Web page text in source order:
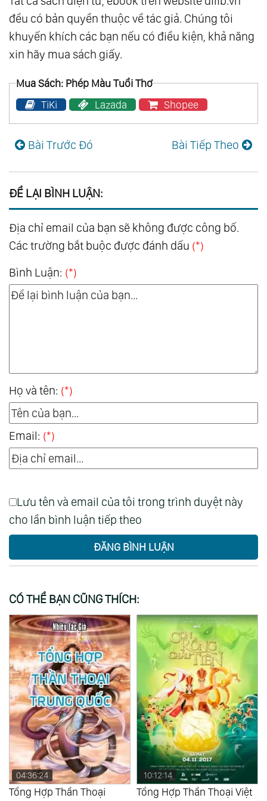
đều có bản quyền thuộc về tác giả. Chúng tôi
khuyến khích các bạn nếu có điều kiện, khả năng
xin hãy mua sách giấy.
Mua Sách: Phép Màu Tuổi Thơ
TiKi
Lazada Shopee
Bài Trước Đó Bài Tiếp Theo
ĐỂ LẠI BÌNH LUẬN:
Địa chỉ email của bạn sẽ không được công bố.
Các trường bắt buộc được đánh dấu (*)
Bình Luận: (*)
Họ và tên: (*)
Email: (*)
Lưu tên và email của tôi trong trình duyệt này
cho lần bình luận tiếp theo
ĐĂNG BÌNH LUẬN
CÓ THỂ BẠN CŨNG THÍCH:
10:12:14
Tổng Hợp Thần Thoại Việt
Truyền Thuyết Việt Nam